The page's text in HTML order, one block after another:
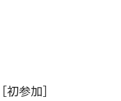
参加］